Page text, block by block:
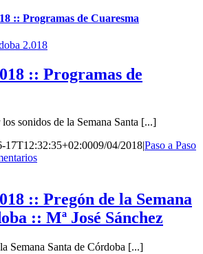
:: Programas de Cuaresma
2.018
:: Programas de
sonidos de la Semana Santa [...]
17T12:32:35+02:0009/04/2018|Paso a Paso
:: Pregón de la Semana
:: Mª José Sánchez
Semana Santa de Córdoba [...]